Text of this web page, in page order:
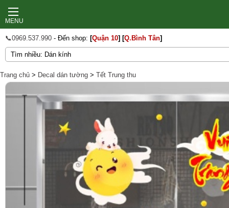
MENU
📞0969.537.990 - Đến shop: [Quận 10] [Q.Bình Tân]
Trang chủ > Decal dán tường > Tết Trung thu